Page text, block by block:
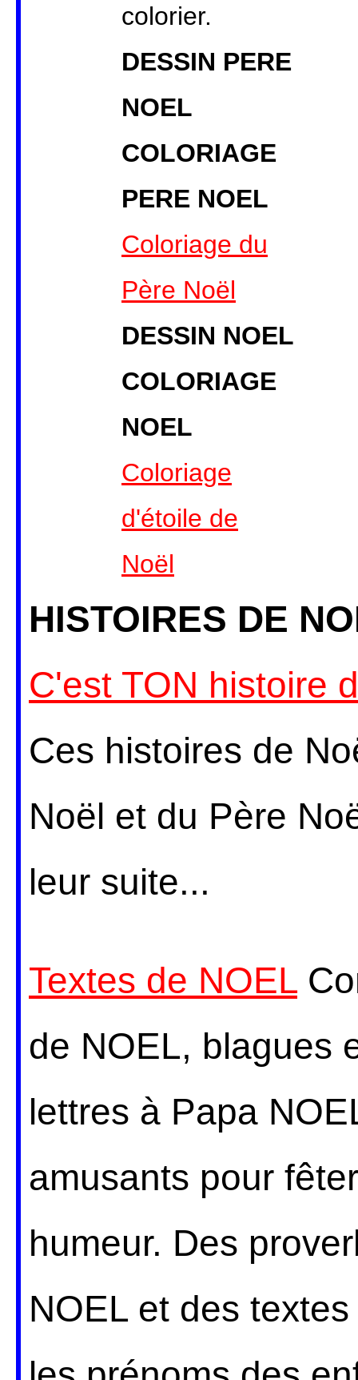
colorier.
DESSIN PERE
NOEL
COLORIAGE
PERE NOEL
Coloriage du
Père Noël
DESSIN NOEL
COLORIAGE
NOEL
Coloriage
d'étoile de
Noël
HISTOIRES DE
C'est TON histoire
Ces histoires de
Noël et du Père
leur suite...
Textes de NOEL
de NOEL, blagues
lettres à Papa
amusants pour
humeur. Des
NOEL et des